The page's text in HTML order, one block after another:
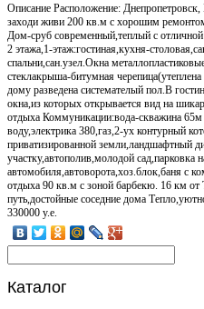
Описание Расположение:
заходи живи 200 кв.м с хорошим
Дом-сруб современный,теплый с
2 этажа,1-этаж:гостиная,кухня-
спальни,сан.узел.Окна
стеклакрыша-битумная
дому разведена системателый пол.В
окна,из которых открывается вид на
отдыха Коммуникации:вода-скважина 65м
воду,электрика 380,газ,2-ух контурный
приватизированной земли,ландшафтный
участку,автополив,молодой сад,парковка
автомобиля,автоворота,хоз.блок,баня с
отдыха 90 кв.м с зоной барбекю. 16 км от
путь,достойные соседние дома
330000 у.е.
Каталог